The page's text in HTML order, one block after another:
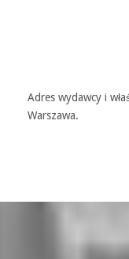
Adres wydawcy i
Warszawa.